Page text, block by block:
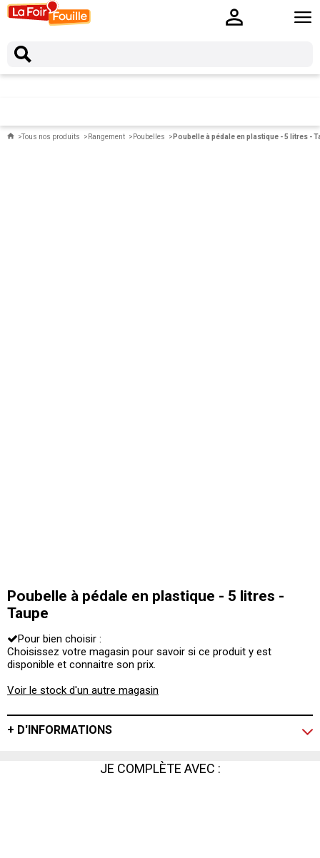
Tous nos produits Rangement Poubelles Poubelle à pédale en plastique - 5 litres -
Poubelle à pédale en plastique - 5 litres -
Taupe
Pour bien choisir :
Choisissez votre magasin pour savoir si ce produit y est
disponible et connaitre son prix.
Voir le stock d'un autre magasin
+ D'INFORMATIONS
JE COMPLÈTE AVEC :